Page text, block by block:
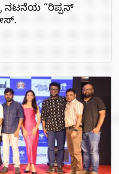
ನಟನೆಯ “ರಿಪ್ಪನ್